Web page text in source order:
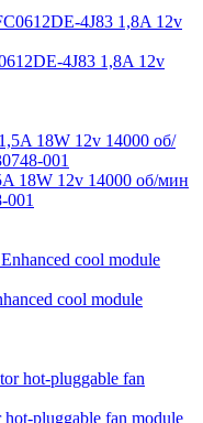
4J83 1,8A 12v
18W 12v 14000 об/мин
001
cool module
pluggable fan module